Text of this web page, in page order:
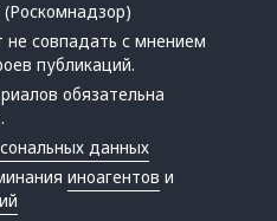
совпадать с мнением
публикаций.
обязательна
данных
иноагентов и